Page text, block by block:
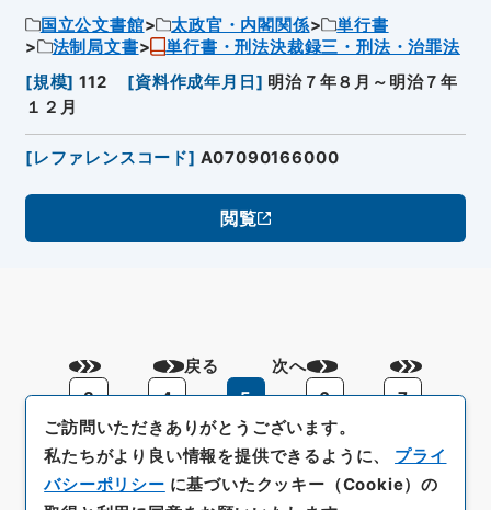
国立公文書館 太政官・内閣関係
単行書
法制局文書
単行書・刑法決裁録三・刑法・治罪法
[規模] 112 [資料作成年月日 ] 明治７年８月～明治７年
１２月
[レファレンスコード] A07090166000
閲覧
戻る
3
4 5 6 7
次へ
ご訪問いただきありがとうございます。
私たちがより良い情報を提供できるように、 プライ
バシーポリシー に基づいたクッキー（Cookie）の